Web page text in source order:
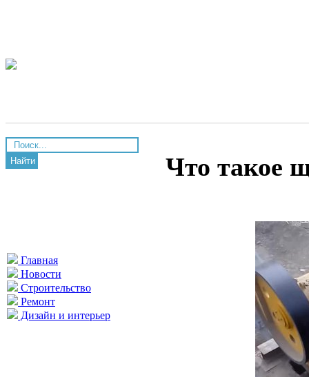
Найти
Главная
Новости
Строительство
Ремонт
Дизайн и интерьер
Что такое